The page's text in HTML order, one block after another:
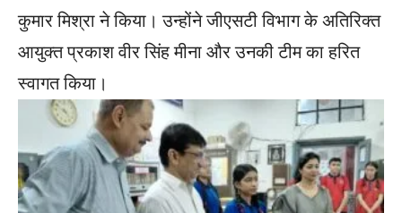
कुमार मिश्रा ने किया। उन्होंने जीएसटी विभाग के अतिरिक्त
आयुक्त प्रकाश वीर सिंह मीना और उनकी टीम का हरित
स्वागत किया।